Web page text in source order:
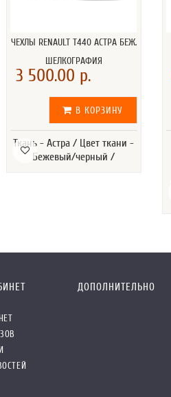
ЧЕХЛЫ RENAULT T440 АСТРА БЕЖ.
ШЕЛКОГРАФИЯ
3 500.00 р.
В КОРЗИНУ
Ткань - Астра / Цвет ткани -
Бежевый/черный /
ДОПОЛНИТЕЛЬНО